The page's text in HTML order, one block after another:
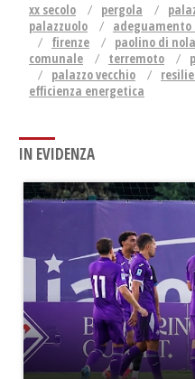
xx secolo pergola
palazzuolo
adeguamento
firenze
paolino di nola
comunale
terremoto
palazzo vecchio
efficienza energetica
IN EVIDENZA